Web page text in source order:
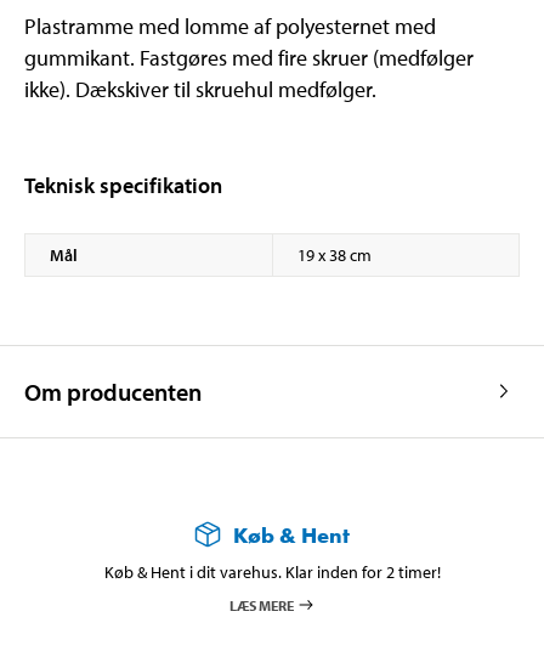
Plastramme med lomme af polyesternet med
gummikant. Fastgøres med fire skruer (medfølger
ikke). Dækskiver til skruehul medfølger.
Teknisk specifikation
Mål 19 x 38 cm
Om producenten
Køb & Hent
Køb & Hent i dit varehus. Klar inden for 2 timer!
LÆS MERE